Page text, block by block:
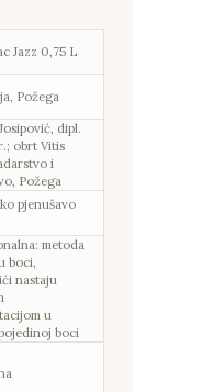
Jazz 0,75 L
Požega
dipl.
obrt Vitis
i
Požega
pjenušavo
metoda
boci,
nastaju
u
boci